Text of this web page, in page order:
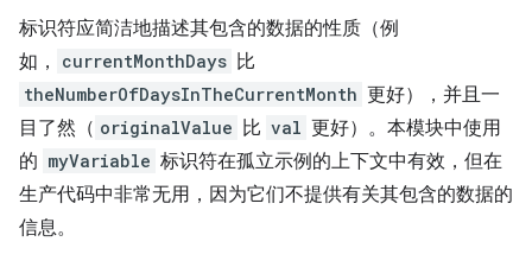
标识符应简洁地描述其包含的数据的性质（例
如，
currentMonthDays 比
theNumberOfDaysInTheCurrentMonth 更好），并且一
目了然（ originalValue 比 val 更好）。本模块中使用
的 myVariable 标识符在孤立示例的上下文中有效，但在
生产代码中非常无用，因为它们不提供有关其包含的数据的
信息。